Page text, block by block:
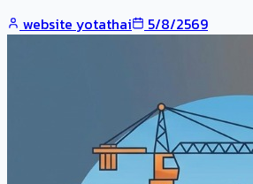
website yotathai
5/8/2569